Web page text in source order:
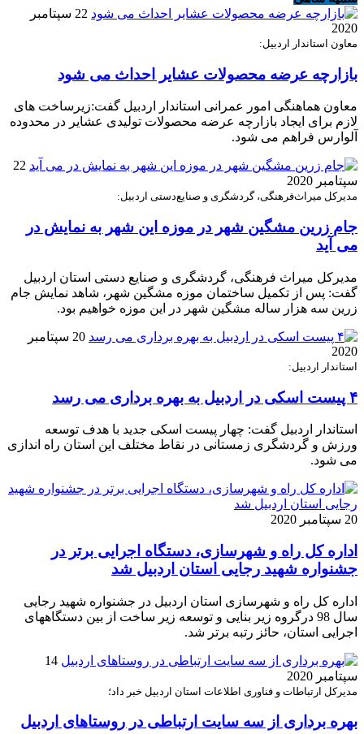
22 سپتامبر
2020
معاون استاندار اردبیل:
بازارچه عرضه محصولات عشایر احداث می شود
معاون هماهنگی امور عمرانی استاندار اردبیل گفت:زیرساخت های
لازم برای ایجاد بازارچه عرضه محصولات تولیدی عشایر در محدوده
آلوارس فراهم می‌ شود.
22
سپتامبر 2020
مدیرکل میراث‌فرهنگی، گردشگری و صنایع‌دستی اردبیل:
جام زرین مشگین شهر در موزه این شهر به نمایش در
می آید
مدیرکل میراث‌ فرهنگی، گردشگری و صنایع ‌دستی استان اردبیل
گفت: پس از تکمیل ساختمان موزه مشگین‌ شهر، شاهد نمایش جام
زرین سه ‌هزار ساله مشگین ‌شهر در این موزه خواهیم بود.
20 سپتامبر
2020
استاندار اردبیل:
۴ پیست اسکی در اردبیل به بهره برداری می رسد
استاندار اردبیل گفت: چهار پیست اسکی جدید با هدف توسعه
ورزش و گردشگری زمستانی در نقاط مختلف این استان راه اندازی
می شود.
20 سپتامبر 2020
اداره کل راه و شهرسازی، دستگاه اجرایی برتر در
جشنواره شهید رجایی استان اردبیل شد
اداره کل راه و شهرسازی استان اردبیل در جشنواره شهید رجایی
سال 98 درگروه زیر بنایی و توسعه زیر ساخت از بین دستگاههای
اجرایی استان، حائز رتبه برتر شد.
14
سپتامبر 2020
مدیرکل ارتباطات و فناوری اطلاعات استان اردبیل خبر داد؛
بهره برداری از سه سایت ارتباطی در روستاهای اردبیل